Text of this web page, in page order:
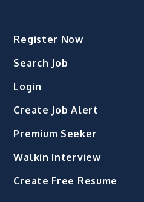
Register Now
Search Job
Login
Create Job Alert
Premium Seeker
Walkin Interview
Create Free Resume